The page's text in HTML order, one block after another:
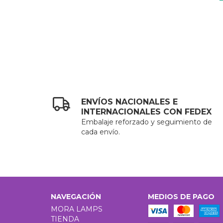
ENVÍOS NACIONALES E
INTERNACIONALES CON FEDEX
Embalaje reforzado y seguimiento de
cada envío.
NAVEGACIÓN
MORA LAMPS
TIENDA
MEDIOS DE PAGO